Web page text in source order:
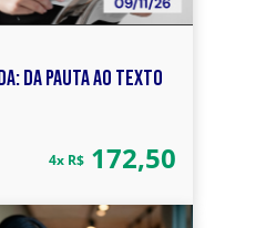
DA PAUTA AO TEXTO
4x R$172,50